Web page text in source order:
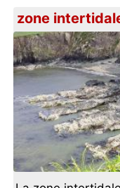
zone